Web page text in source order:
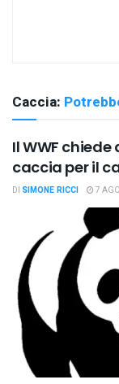
Caccia:
Il WWF
caccia per il
DI SIMONE RICCI 7